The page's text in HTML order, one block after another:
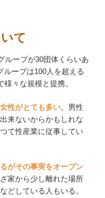
て
ループが30団体くらいあ
ループは100人を超える
々な規模と提携。
性がとても多い。男性
来ないからかもしれな
て性産業に従事してい
がその事実をオープン
家から少し離れた場所
どしている人もいる。